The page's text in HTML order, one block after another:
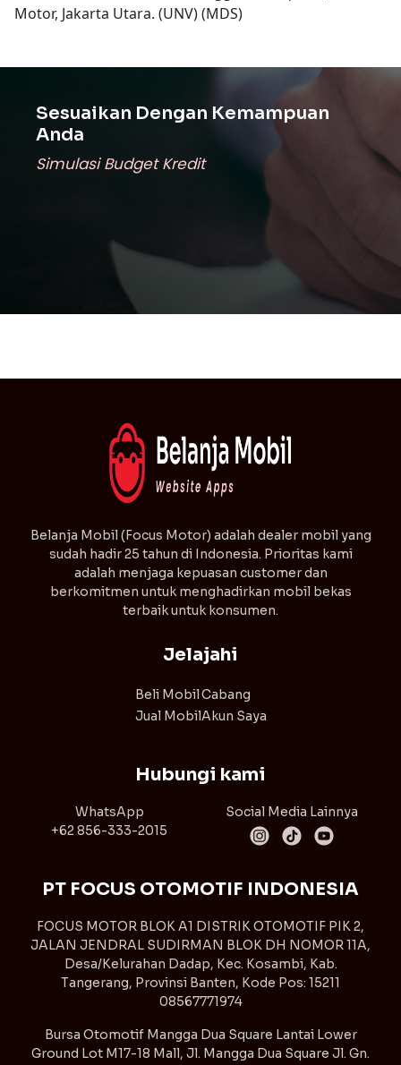
Motor, Jakarta Utara. (UNV) (MDS)
Sesuaikan Dengan Kemampuan
Anda
Simulasi Budget Kredit
⁠Belanja Mobil (Focus Motor) adalah dealer mobil yang
sudah hadir 25 tahun di Indonesia. Prioritas kami
adalah menjaga kepuasan customer dan
berkomitmen untuk menghadirkan mobil bekas
terbaik untuk konsumen.
Jelajahi
Beli Mobil
Jual Mobil
Cabang
Akun Saya
Hubungi kami
WhatsApp
+62 856-333-2015
Social Media Lainnya
PT FOCUS OTOMOTIF INDONESIA
FOCUS MOTOR BLOK A1 DISTRIK OTOMOTIF PIK 2,
JALAN JENDRAL SUDIRMAN BLOK DH NOMOR 11A,
Desa/Kelurahan Dadap, Kec. Kosambi, Kab.
Tangerang, Provinsi Banten, Kode Pos: 15211
08567771974
Bursa Otomotif Mangga Dua Square Lantai Lower
Ground Lot M17-18 Mall, Jl. Mangga Dua Square Jl. Gn.